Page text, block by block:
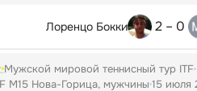
Лоренцо Бокки 2 – 0
Мужской мировой теннисный тур ITF
M15 Нова-Горица, мужчины 15 июля